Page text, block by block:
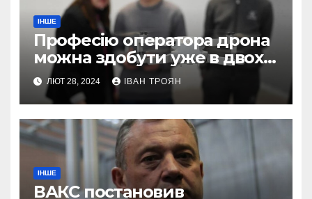
ІНШЕ
Професію оператора дрона
можна здобути уже в двох
профтехах Львівщини
ЛЮТ 28, 2024 ІВАН ТРОЯН
ІНШЕ
ВАКС постановив